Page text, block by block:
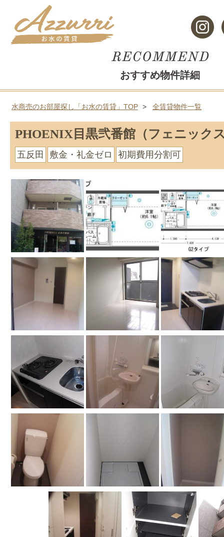
おすすめ物件詳細
水商売のお部屋探し「お水の賃貸」TOP 全賃貸物件一覧
PHOENIX目黒弐番館（フェニック
五反田 敷金・礼金ゼロ 初期費用分割可